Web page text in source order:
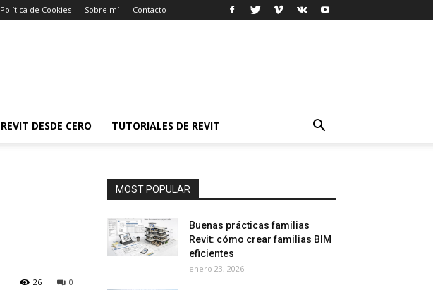
Política de Cookies Sobre mí Contacto
REVIT DESDE CERO TUTORIALES DE REVIT
0
26
MOST POPULAR
Buenas prácticas familias
Revit: cómo crear familias BIM
eficientes
enero 23, 2026